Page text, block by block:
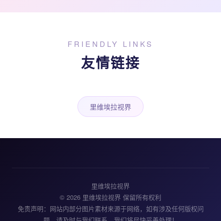
FRIENDLY LINKS
友情链接
里维埃拉视界
里维埃拉视界
© 2026 里维埃拉视界 保留所有权利
免责声明：网站内部分图片素材来源于网络，如有涉及任何版权问